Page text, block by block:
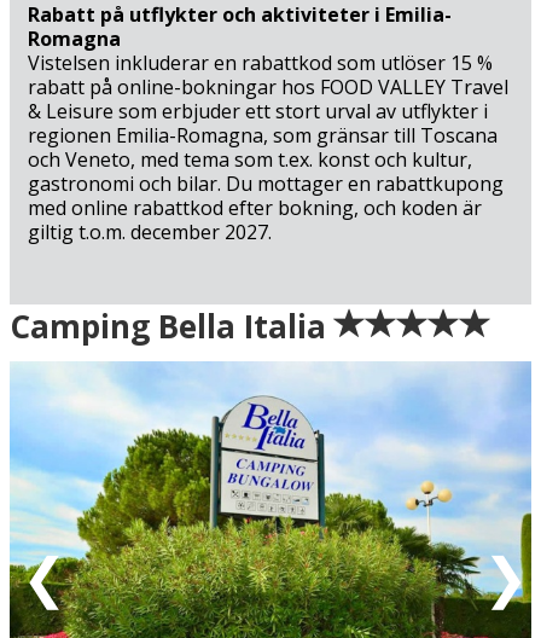
Rabatt på utflykter och aktiviteter i Emilia-
Romagna
Vistelsen inkluderar en rabattkod som utlöser 15 %
rabatt på online-bokningar hos FOOD VALLEY Travel
& Leisure som erbjuder ett stort urval av utflykter i
regionen Emilia-Romagna, som gränsar till Toscana
och Veneto, med tema som t.ex. konst och kultur,
gastronomi och bilar. Du mottager en rabattkupong
med online rabattkod efter bokning, och koden är
giltig t.o.m. december 2027.
Ankomst
Grön = ankomstdatum är ledig (bokning går att
genomföra direkt).
Gul = ankomstdatum är möjligen ledig (kan bokas mot
förfrågan - vi återkommer med definitiv
bokningsbekräftelse).
Röd = ankomstdatum är fullbokad.
Vit = ingen ankomst möjlig
Eventuell rabatt är avdragen från de angivna priserna.
Camping Bella Italia